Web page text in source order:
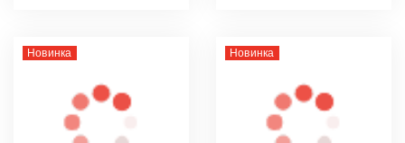
Новинка Новинка